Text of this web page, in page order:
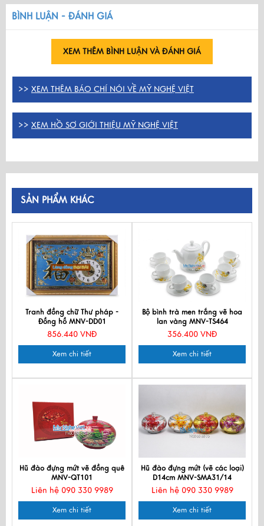
BÌNH LUẬN - ĐÁNH GIÁ
XEM THÊM BÌNH LUẬN VÀ ĐÁNH GIÁ
>> XEM THÊM BÁO CHÍ NÓI VỀ MỸ NGHỆ VIỆT
>> XEM HỒ SƠ GIỚI THIỆU MỸ NGHỆ VIỆT
SẢN PHẨM KHÁC
Tranh đồng chữ Thư pháp -
Đồng hồ MNV-DD01
856.440 VNĐ
Xem chi tiết
Bộ bình trà men trắng vẽ hoa
lan vàng MNV-TS464
356.400 VNĐ
Xem chi tiết
Hũ đào đựng mứt vẽ đồng quê
MNV-QT101
Liên hệ 090 330 9989
Xem chi tiết
Hũ đào đựng mứt (vẽ các loại)
D14cm MNV-SMA31/14
Liên hệ 090 330 9989
Xem chi tiết